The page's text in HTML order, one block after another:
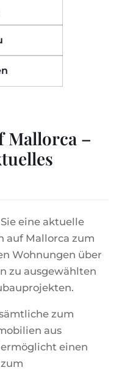
Mallorca –
eine aktuelle
auf Mallorca zum
Wohnungen über
zu ausgewählten
zum
aus
einen